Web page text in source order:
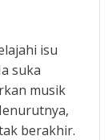
isu
suka
musik
berakhir.